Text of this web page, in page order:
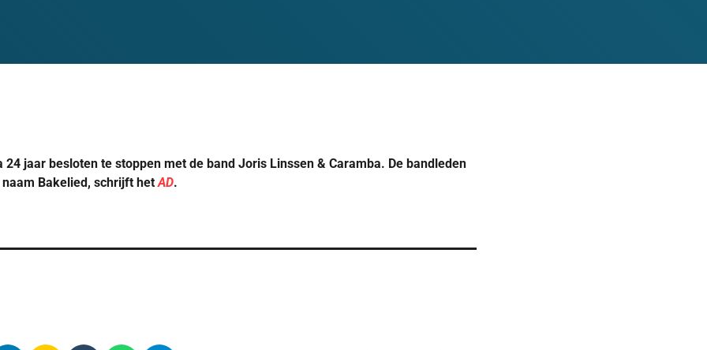
jaar besloten te stoppen met de band Joris Linssen & Caramba. De bandleden
Bakelied, schrijft het AD.